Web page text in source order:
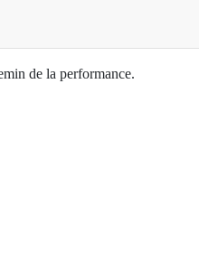
de la performance.